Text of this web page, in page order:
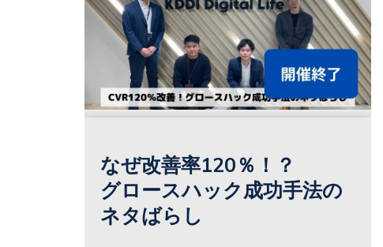
なぜ改善率120％！？
グロースハック成功手法の
ネタばらし